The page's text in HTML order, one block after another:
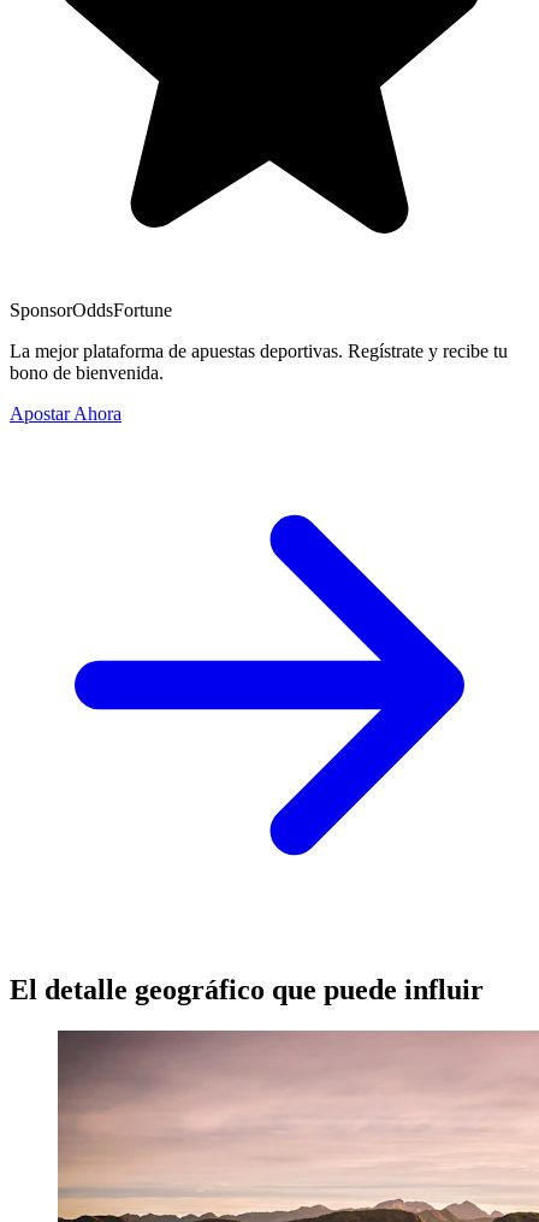
SponsorOddsFortune
La mejor plataforma de apuestas deportivas. Regístrate y recibe tu
bono de bienvenida.
Apostar Ahora
El detalle geográfico que puede influir